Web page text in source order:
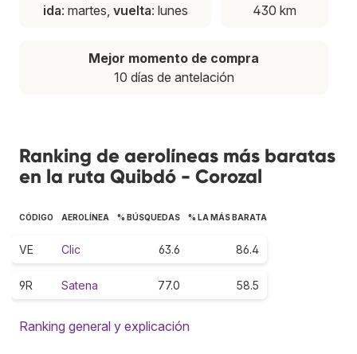
ida: martes, vuelta: lunes
430 km
Mejor momento de compra
10 días de antelación
Ranking de aerolíneas más baratas
en la ruta Quibdó - Corozal
CÓDIGO AEROLÍNEA % BÚSQUEDAS % LA MÁS BARATA
VE Clic 63.6 86.4
9R Satena 77.0 58.5
Ranking general y explicación